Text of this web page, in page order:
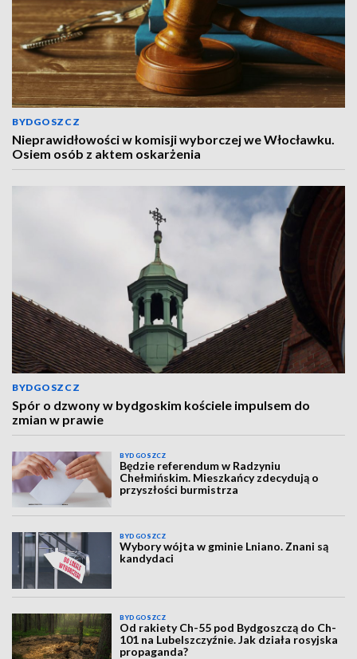
BYDGOSZCZ
Nieprawidłowości w komisji wyborczej we Włocławku.
Osiem osób z aktem oskarżenia
BYDGOSZCZ
Spór o dzwony w bydgoskim kościele impulsem do
zmian w prawie
BYDGOSZCZ
Będzie referendum w Radzyniu
Chełmińskim. Mieszkańcy zdecydują o
przyszłości burmistrza
BYDGOSZCZ
Wybory wójta w gminie Lniano. Znani są
kandydaci
BYDGOSZCZ
Od rakiety Ch-55 pod Bydgoszczą do Ch-
101 na Lubelszczyźnie. Jak działa rosyjska
propaganda?